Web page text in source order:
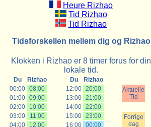
Heure Rizhao
Tid Rizhao
Tid Rizhao
Tidsforskellen mellem dig og Rizhao
Klokken i Rizhao er 8 timer forus for din
lokale tid.
Du Rizhao Du
Rizhao
00:00 08:00 12:00 20:00
Aktuelle
Tid
01:00 09:00 13:00 21:00
02:00
10:00 14:00 22:00
03:00
11:00 15:00 23:00
Forrige
dag
04:00 12:00 16:00 00:00